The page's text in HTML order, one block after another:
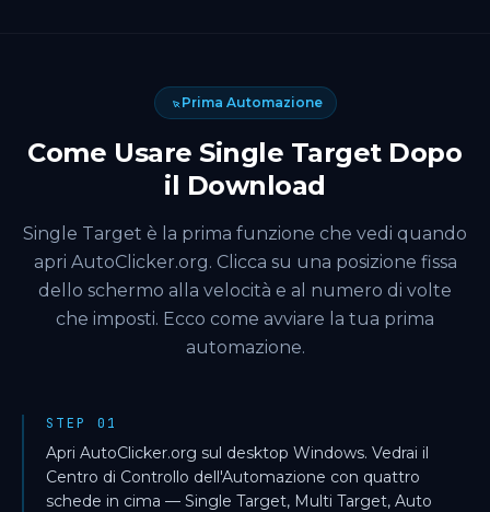
Prima Automazione
Come Usare Single Target Dopo
il Download
Single Target è la prima funzione che vedi quando
apri AutoClicker.org. Clicca su una posizione fissa
dello schermo alla velocità e al numero di volte
che imposti. Ecco come avviare la tua prima
automazione.
STEP 01
Apri AutoClicker.org sul desktop Windows. Vedrai il
Centro di Controllo dell'Automazione con quattro
schede in cima — Single Target, Multi Target, Auto